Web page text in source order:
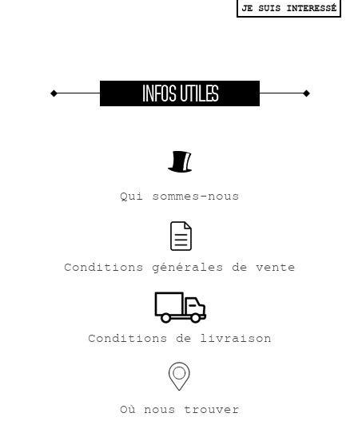
JE SUIS INTERESSÉ
INFOS UTILES
Qui sommes-nous
Conditions générales de vente
Conditions de livraison
Où nous trouver